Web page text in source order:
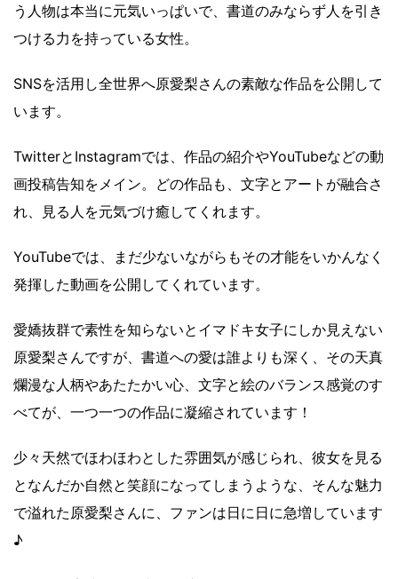
う人物は本当に元気いっぱいで、書道のみならず人を引き
つける力を持っている女性。
SNSを活用し全世界へ原愛梨さんの素敵な作品を公開して
います。
TwitterとInstagramでは、作品の紹介やYouTubeなどの動
画投稿告知をメイン。どの作品も、文字とアートが融合さ
れ、見る人を元気づけ癒してくれます。
YouTubeでは、まだ少ないながらもその才能をいかんなく
発揮した動画を公開してくれています。
愛嬌抜群で素性を知らないとイマドキ女子にしか見えない
原愛梨さんですが、書道への愛は誰よりも深く、その天真
爛漫な人柄やあたたかい心、文字と絵のバランス感覚のす
べてが、一つ一つの作品に凝縮されています！
少々天然でほわほわとした雰囲気が感じられ、彼女を見る
となんだか自然と笑顔になってしまうような、そんな魅力
で溢れた原愛梨さんに、ファンは日に日に急増しています
♪